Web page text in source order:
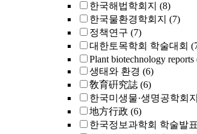
한국해법학회지 (8)
한국물환경학회지 (7)
정책연구 (7)
대한토목학회 학술대회
Plant biotechnology reports
생태와 환경 (6)
敎育硏究誌 (6)
한국미생물·생명공학회지
地方行政 (6)
한국정보과학회 학술발